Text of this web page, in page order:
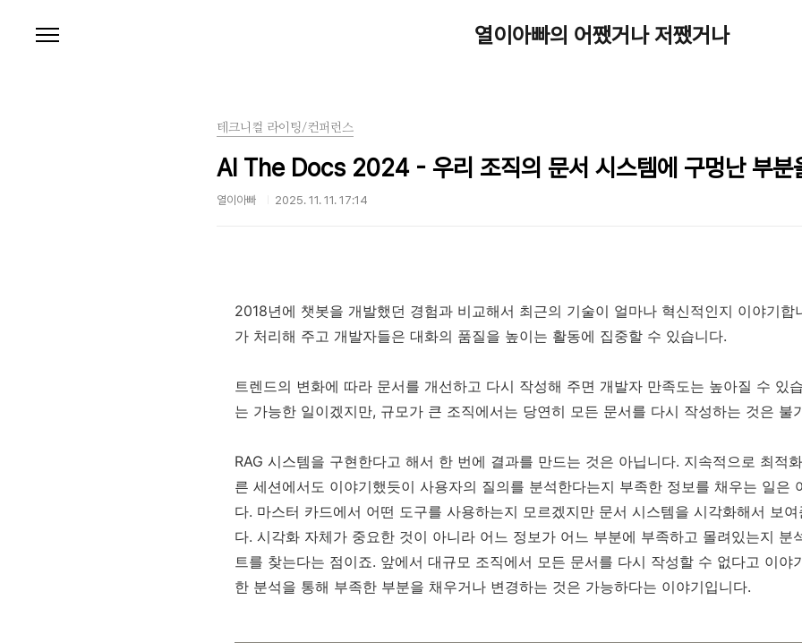
열이아빠의 어쨌거나 저쨌거나
테크니컬 라이팅/컨퍼런스
AI The Docs 2024 - 우리 조직의 문서 시스템에 구멍난 부분
열이아빠 2025. 11. 11. 17:14
2018년에 챗봇을 개발했던 경험과 비교해서 최근의 기술이 얼마나 혁신적인지 이야기합
가 처리해 주고 개발자들은 대화의 품질을 높이는 활동에 집중할 수 있습니다.
트렌드의 변화에 따라 문서를 개선하고 다시 작성해 주면 개발자 만족도는 높아질 수 있
는 가능한 일이겠지만, 규모가 큰 조직에서는 당연히 모든 문서를 다시 작성하는 것은 불
RAG 시스템을 구현한다고 해서 한 번에 결과를 만드는 것은 아닙니다. 지속적으로 최적
른 세션에서도 이야기했듯이 사용자의 질의를 분석한다는지 부족한 정보를 채우는 일은
다. 마스터 카드에서 어떤 도구를 사용하는지 모르겠지만 문서 시스템을 시각화해서 보
다. 시각화 자체가 중요한 것이 아니라 어느 정보가 어느 부분에 부족하고 몰려있는지 분
트를 찾는다는 점이죠. 앞에서 대규모 조직에서 모든 문서를 다시 작성할 수 없다고 이야
한 분석을 통해 부족한 부분을 채우거나 변경하는 것은 가능하다는 이야기입니다.